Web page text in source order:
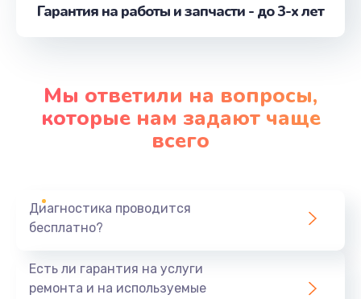
Гарантия на работы и запчасти - до 3-х лет
Мы ответили на вопросы,
которые нам задают чаще
всего
Диагностика проводится
бесплатно?
Есть ли гарантия на услуги
ремонта и на используемые